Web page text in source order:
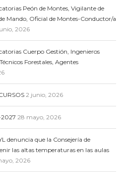
Peón de Montes, Vigilante de
Mando, Oficial de Montes-Conductor/a
2026
Cuerpo Gestión, Ingenieros
Forestales, Agentes
2 junio, 2026
2027 28 mayo, 2026
denuncia que la Consejería de
las altas temperaturas en las aulas
2026